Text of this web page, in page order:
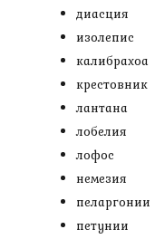
диасция
изолепис
калибрахоа
крестовник
лантана
лобелия
лофос
немезия
пеларгонии
петунии